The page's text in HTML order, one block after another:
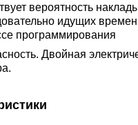
вероятность
идущих
программирования
Двойная